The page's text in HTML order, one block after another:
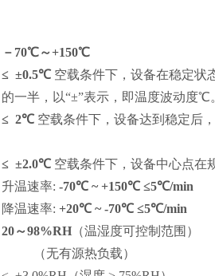
－ 70℃～+150℃
≤ ±0.5℃ 空载条件下，设备在稳定状
的一半，以“±”表示，即温度波动度℃
≤ 2℃ 空载条件下，设备达到稳定后
≤ ±2.0℃ 空载条件下，设备中心点在
升温速率:-70℃~ +150℃ ≤5℃/min
降温速率:+20℃~ -70℃ ≤5℃/min
20～98%RH （温湿度可控制范围）
（无有源热负载）